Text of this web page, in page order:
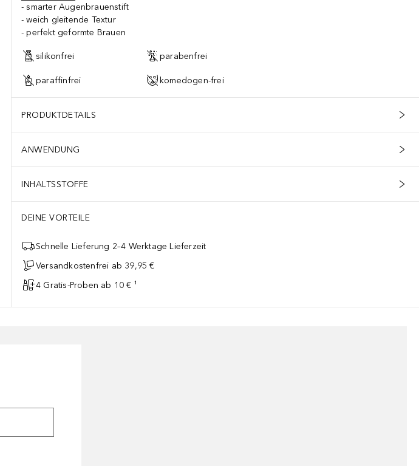
smarter Augenbrauenstift
weich gleitende Textur
perfekt geformte Brauen
silikonfrei parabenfrei
paraffinfrei komedogen-frei
PRODUKTDETAILS
ANWENDUNG
INHALTSSTOFFE
DEINE VORTEILE
Schnelle Lieferung 2–4 Werktage Lieferzeit
Versandkostenfrei ab 39,95 €
4 Gratis-Proben ab 10 € ¹